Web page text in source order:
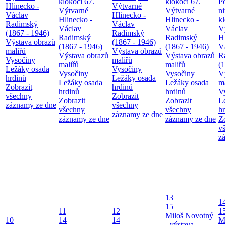
Hlinecko -
Václav
Radimský
(1867 - 1946)
Výstava obrazů
maliřů
Vysočiny
Ležáky osada
hrdinů
Zobrazit
všechny
záznamy ze dne
Výtvarné
Hlinecko -
Václav
Radimský
(1867 - 1946)
Výstava obrazů
maliřů
Vysočiny
Ležáky osada
hrdinů
Zobrazit
všechny
záznamy ze dne
Výtvarné
Hlinecko -
Václav
Radimský
(1867 - 1946)
Výstava obrazů
maliřů
Vysočiny
Ležáky osada
hrdinů
Zobrazit
všechny
záznamy ze dne
Výtvarné
Hlinecko -
Václav
Radimský
(1867 - 1946)
Výstava obrazů
maliřů
Vysočiny
Ležáky osada
hrdinů
Zobrazit
všechny
záznamy ze dne
10
11
14
12
14
13
15
Miloš Novotný